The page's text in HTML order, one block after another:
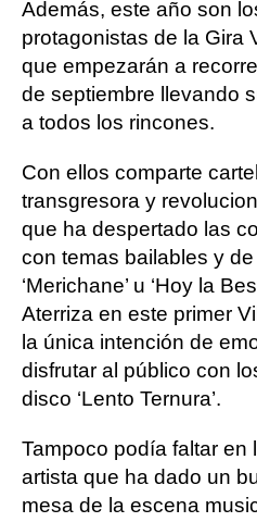
Además, este año son
protagonistas de la Gira
que empezarán a
de septiembre llevando
a todos los rincones.
Con ellos comparte
transgresora y
que ha despertado las
con temas bailables y
‘Merichane’ u ‘Hoy la
Aterriza en este primer
la única intención de
disfrutar al público con
disco ‘Lento Ternura’.
Tampoco podía faltar en
artista que ha dado un
mesa de la escena